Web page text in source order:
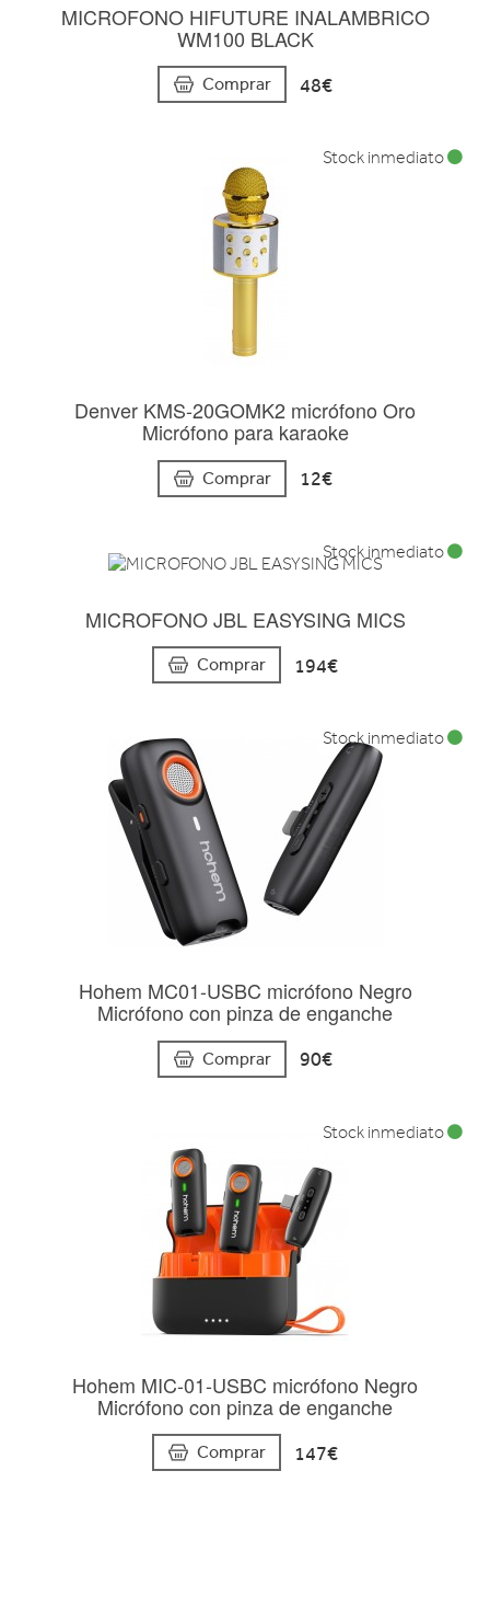
MICROFONO HIFUTURE INALAMBRICO
WM100 BLACK
Comprar 48€
Denver KMS-20GOMK2 micrófono Oro
Micrófono para karaoke
Comprar 12€
Stock inmediato
MICROFONO JBL EASYSING MICS
Comprar 194€
Stock inmediato
Hohem MC01-USBC micrófono Negro
Micrófono con pinza de enganche
Comprar 90€
Stock inmediato
Hohem MIC-01-USBC micrófono Negro
Micrófono con pinza de enganche
Comprar 147€
Stock inmediato